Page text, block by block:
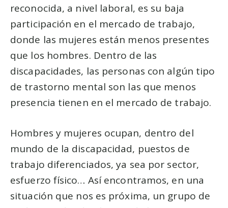
reconocida, a nivel laboral, es su baja
participación en el mercado de trabajo,
donde las mujeres están menos presentes
que los hombres. Dentro de las
discapacidades, las personas con algún tipo
de trastorno mental son las que menos
presencia tienen en el mercado de trabajo.
Hombres y mujeres ocupan, dentro del
mundo de la discapacidad, puestos de
trabajo diferenciados, ya sea por sector,
esfuerzo físico… Así encontramos, en una
situación que nos es próxima, un grupo de